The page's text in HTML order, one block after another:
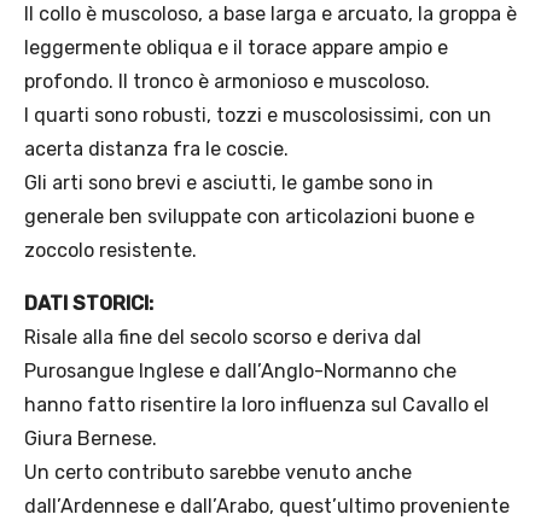
Il collo è muscoloso, a base larga e arcuato, la groppa è
leggermente obliqua e il torace appare ampio e
profondo. Il tronco è armonioso e muscoloso.
I quarti sono robusti, tozzi e muscolosissimi, con un
acerta distanza fra le coscie.
Gli arti sono brevi e asciutti, le gambe sono in
generale ben sviluppate con articolazioni buone e
zoccolo resistente.
DATI STORICI:
Risale alla fine del secolo scorso e deriva dal
Purosangue Inglese e dall’Anglo-Normanno che
hanno fatto risentire la loro influenza sul Cavallo el
Giura Bernese.
Un certo contributo sarebbe venuto anche
dall’Ardennese e dall’Arabo, quest’ultimo proveniente